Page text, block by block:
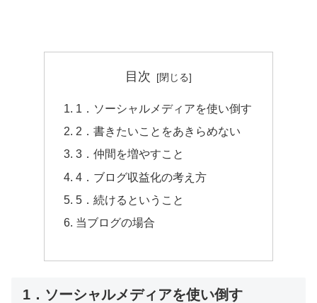
目次
1．ソーシャルメディアを使い倒す
2．書きたいことをあきらめない
3．仲間を増やすこと
4．ブログ収益化の考え方
5．続けるということ
当ブログの場合
1．ソーシャルメディアを使い倒す